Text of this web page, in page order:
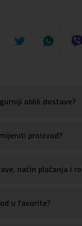
izreze za sve
za kontrolu
maskicu je lako
oblik dostave?
proizvod?
način plaćanja i
u favorite?